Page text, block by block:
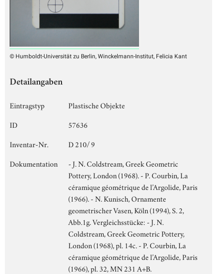
© Humboldt-Universität zu Berlin, Winckelmann-Institut, Felicia Kant
Detailangaben
Eintragstyp
Plastische Objekte
ID
57636
Inventar-Nr.
D 210/ 9
Dokumentation
- J. N. Coldstream, Greek Geometric
Pottery, London (1968). - P. Courbin, La
céramique géométrique de l’Argolide, Paris
(1966). - N. Kunisch, Ornamente
geometrischer Vasen, Köln (1994), S. 2,
Abb.1g. Vergleichsstücke: - J. N.
Coldstream, Greek Geometric Pottery,
London (1968), pl. 14c. - P. Courbin, La
céramique géométrique de l’Argolide, Paris
(1966), pl. 32, MN 231 A+B.